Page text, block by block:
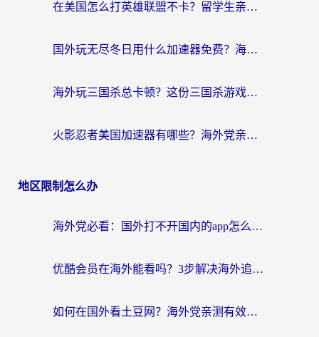
在美国怎么打英雄联盟不卡？留学生亲测的国服游戏加速全攻略
国外玩无尽冬日用什么加速器免费？海外党国服游戏加速避坑指南
海外玩三国杀总卡顿？这份三国杀游戏加速器指南帮你告别延迟烦恼
火影忍者美国加速器有哪些？海外党亲测的国服游戏加速全攻略（含菲律宾玩三国之刃守望黎明技巧）
地区限制怎么办
海外党必看：国外打不开国内的app怎么办？3步解决你的乡愁
优酷会员在海外能看吗？3步解决海外追剧难题，附实测好用加速器推荐
如何在国外看土豆网？海外党亲测有效的追剧加速器选择指南